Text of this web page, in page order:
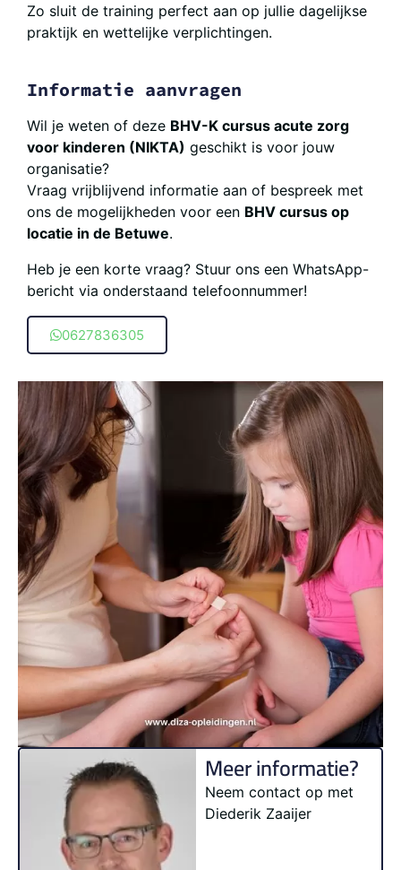
Zo sluit de training perfect aan op jullie dagelijkse
praktijk en wettelijke verplichtingen.
Informatie aanvragen
Wil je weten of deze BHV-K cursus acute zorg
voor kinderen (NIKTA) geschikt is voor jouw
organisatie?
Vraag vrijblijvend informatie aan of bespreek met
ons de mogelijkheden voor een BHV cursus op
locatie in de Betuwe.
Heb je een korte vraag? Stuur ons een WhatsApp-
bericht via onderstaand telefoonnummer!
0627836305
Meer informatie?
Neem contact op met
Diederik Zaaijer